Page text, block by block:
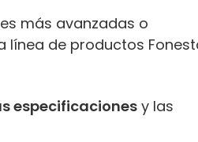
más avanzadas o
línea de productos
especificacionesy las